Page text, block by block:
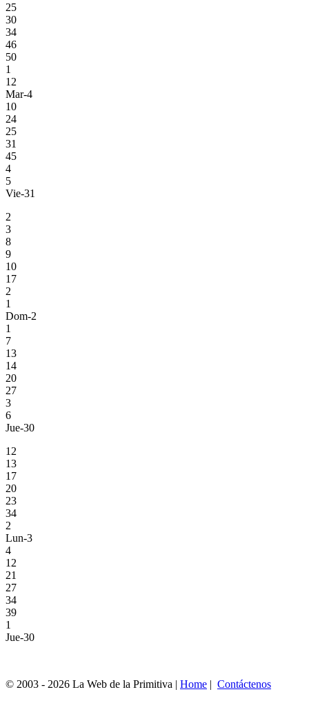
25
30
34
46
50
1
12
Mar-4
10
24
25
31
45
4
5
Vie-31
2
3
8
9
10
17
2
1
Dom-2
1
7
13
14
20
27
3
6
Jue-30
12
13
17
20
23
34
2
Lun-3
4
12
21
27
34
39
1
Jue-30
© 2003 - 2026 La Web de la Primitiva | Home | Contáctenos